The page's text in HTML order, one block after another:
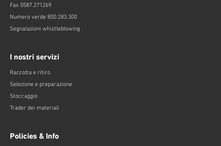
Fax 0587.271269
Numero verde 800.283.300
Segnalazioni whistleblowing
I nostri servizi
Raccolta e ritiro
Selezione e preparazione
Stoccaggio
Trader dei materiali
Policies & Info